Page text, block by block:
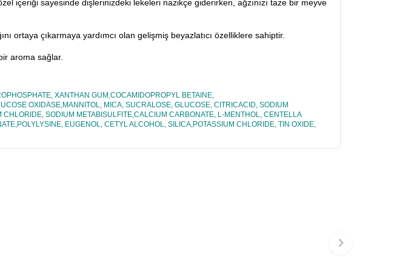
içeriği sayesinde dişlerinizdeki lekeleri nazikçe giderirken, ağzınızı taze bir meyve
ortaya çıkarmaya yardımcı olan gelişmiş beyazlatıcı özelliklere sahiptir.
aroma sağlar.
XANTHAN GUM,COCAMIDOPROPYL BETAINE,
OXIDASE,MANNITOL, MICA, SUCRALOSE, GLUCOSE, CITRICACID, SODIUM
SODIUM METABISULFITE,CALCIUM CARBONATE, L-MENTHOL, CENTELLA
EUGENOL, CETYL ALCOHOL, SILICA,POTASSIUM CHLORIDE, TIN OXIDE,